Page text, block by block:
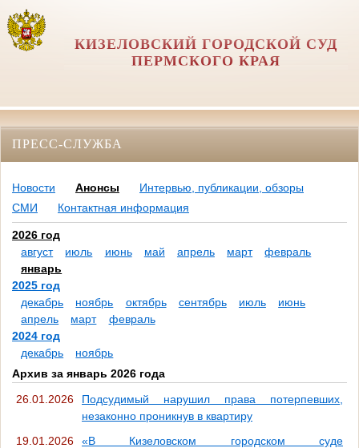
КИЗЕЛОВСКИЙ ГОРОДСКОЙ СУД
ПЕРМСКОГО КРАЯ
ПРЕСС-СЛУЖБА
Новости Анонсы
Интервью, публикации, обзоры
СМИ
Контактная информация
2026 год
август
июль июнь май апрель март
февраль
январь
2025 год
декабрь
ноябрь октябрь сентябрь июль
июнь
апрель
март
февраль
2024 год
декабрь
ноябрь
Архив за январь 2026 года
26.01.2026
Подсудимый нарушил права потерпевших,
незаконно проникнув в квартиру
19.01.2026
«В Кизеловском городском суде